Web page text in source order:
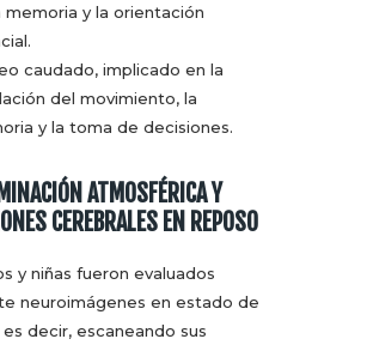
memoria y la orientación
caudado, implicado en la
del movimiento, la
y la toma de decisiones.
ATMOSFÉRICA Y
CEREBRALES EN REPOSO
y niñas fueron evaluados
neuroimágenes en estado de
decir, escaneando sus